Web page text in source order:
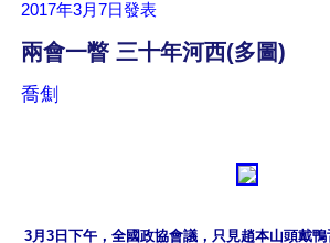
2017年3月7日發表
兩會一瞥 三十年河西(多圖)
喬劁
3月3日下午，全國政協會議，只見趙本山頭戴鴨